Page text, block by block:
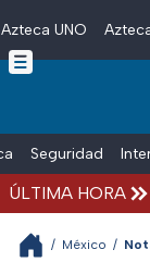
Skip to main
Azteca UNO
Seguridad
ÚLTIMA HORA
/ México /